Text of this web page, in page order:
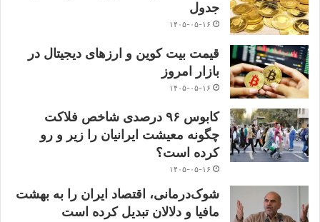
جدول
۱۴۰۵-۰۵-۱۶
قیمت بیت کوین و ارز‌های دیجیتال در
بازار امروز
۱۴۰۵-۰۵-۱۶
کابوس ۹۶ درصدی شاخص فلاکت
چگونه معیشت ایرانیان را زیر و رو
کرده است؟
۱۴۰۵-۰۵-۱۶
شوک‌درمانی، اقتصاد ایران را به بهشت
مافیا و دلالان تبدیل کرده است